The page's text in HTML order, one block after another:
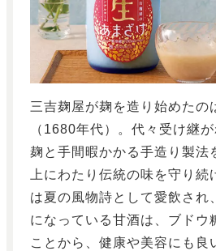
三吉麹屋が麹を造り始めたの
（1680年代）。代々受け継
麹と手間暇かかる手造り製法
上にわたり伝統の味を守り続
は夏の風物詩として愛飲され
になっている甘酒は、ブドウ
ことから、健康や美容にも良